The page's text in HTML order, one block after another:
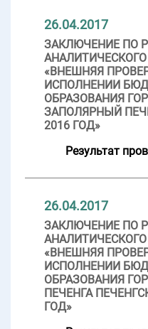
26.04.2017
ЗАКЛЮЧЕНИЕ ПО
«ВНЕШНЯЯ
ИСПОЛНЕНИИ
ОБРАЗОВАНИЯ
ЗАПОЛЯРНЫЙ
2016 ГОД»
Результат
26.04.2017
ЗАКЛЮЧЕНИЕ ПО
«ВНЕШНЯЯ
ИСПОЛНЕНИИ
ОБРАЗОВАНИЯ
ПЕЧЕНГА
ГОД»